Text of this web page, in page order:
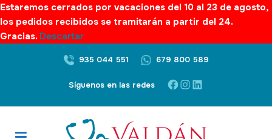
Estaremos cerrados por vacaciones del 10 al 23 de agosto,
los pedidos recibidos se tramitarán a partir del 24.
Gracias. Descartar
935 044 551 679 800 589
Síguenos en las redes